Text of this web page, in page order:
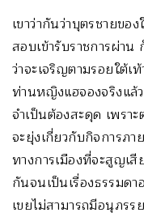
เขาว่ากันว่าบุตรชายขอ
สอบเข้ารับราชการผ่า
ว่าจะเจริญตามรอยใต้
ท่านหญิงแฮจองจริงแล้
จำเป็นต้องสะดุด เพรา
จะยุ่งเกี่ยวกับกิจการภ
ทางการเมืองที่จะสูญเสี
กันจนเป็นเรื่องธรรมด
เขยไม่สามารถมีอนุภรร